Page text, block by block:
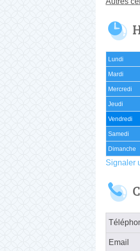
Lundi
Mardi
Mercredi
Jeudi
Vendredi
Samedi
Dimanche
Signaler
Email